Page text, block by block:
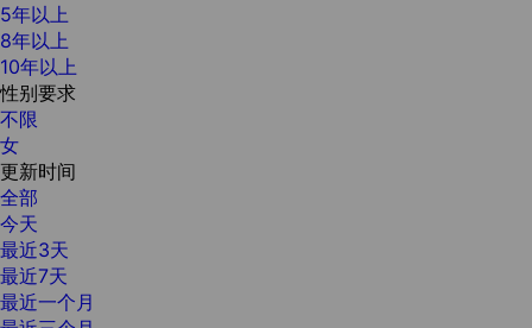
5年以上
8年以上
10年以上
性别要求
不限
女
更新时间
全部
今天
最近3天
最近7天
最近一个月